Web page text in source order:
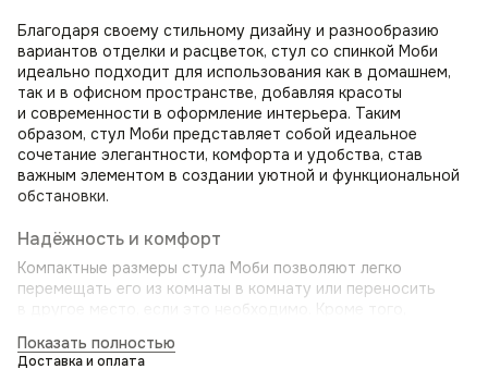
Благодаря своему стильному дизайну и разнообразию
вариантов отделки и расцветок, стул со спинкой Моби
идеально подходит для использования как в домашнем,
так и в офисном пространстве, добавляя красоты
и современности в оформление интерьера. Таким
образом, стул Моби представляет собой идеальное
сочетание элегантности, комфорта и удобства, став
важным элементом в создании уютной и функциональной
обстановки.
Надёжность и комфорт
Компактные размеры стула Моби позволяют легко
перемещать его из комнаты в комнату или переносить
в другое место, если это необходимо. Кроме того,
Не менее важным аспектом стула Моби является его
Показать полностью
Доставка и оплата